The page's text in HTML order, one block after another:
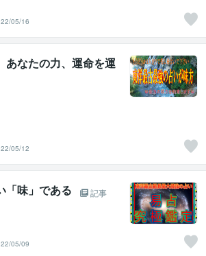
05/16
あなたの力、運命を運
05/12
「味」である
記事
05/09